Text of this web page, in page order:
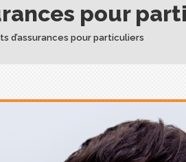
pour
d’assurances pour particuliers